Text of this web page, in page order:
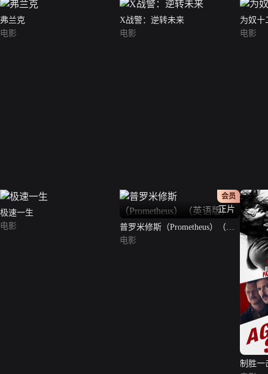
弗兰克
电影
X战警：逆转未来
电影
为奴十
电影
极速一生
电影
正片
会员
普罗米修斯（Prometheus）（英
语版）
电影
制胜一